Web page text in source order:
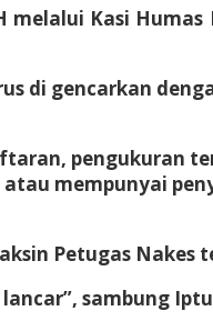
melalui Kasi
di gencarkan
pengukuran
mempunyai
Petugas
sambung